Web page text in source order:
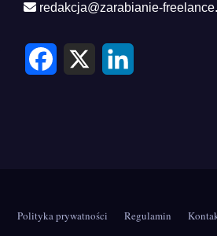
redakcja@zarabianie-
F
c
X
L
n
Polityka prywatności Regulamin